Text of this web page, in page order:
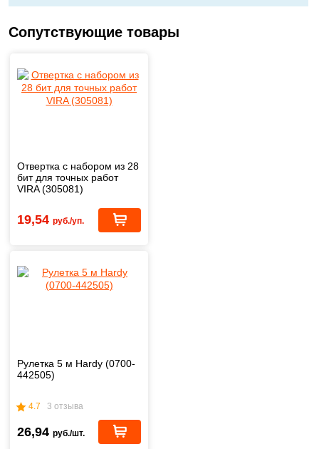
Сопутствующие товары
Отвертка с набором из 28
бит для точных работ
VIRA (305081)
19,54 руб./уп.
Рулетка 5 м Hardy (0700-
442505)
4.7 3 отзыва
26,94 руб./шт.